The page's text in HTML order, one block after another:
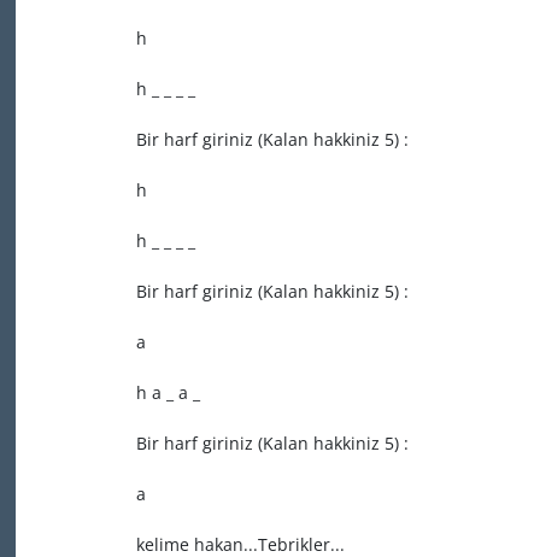
h
h _ _ _ _
Bir harf giriniz (Kalan hakkiniz 5) :
h
h _ _ _ _
Bir harf giriniz (Kalan hakkiniz 5) :
a
h a _ a _
Bir harf giriniz (Kalan hakkiniz 5) :
a
kelime hakan...Tebrikler...